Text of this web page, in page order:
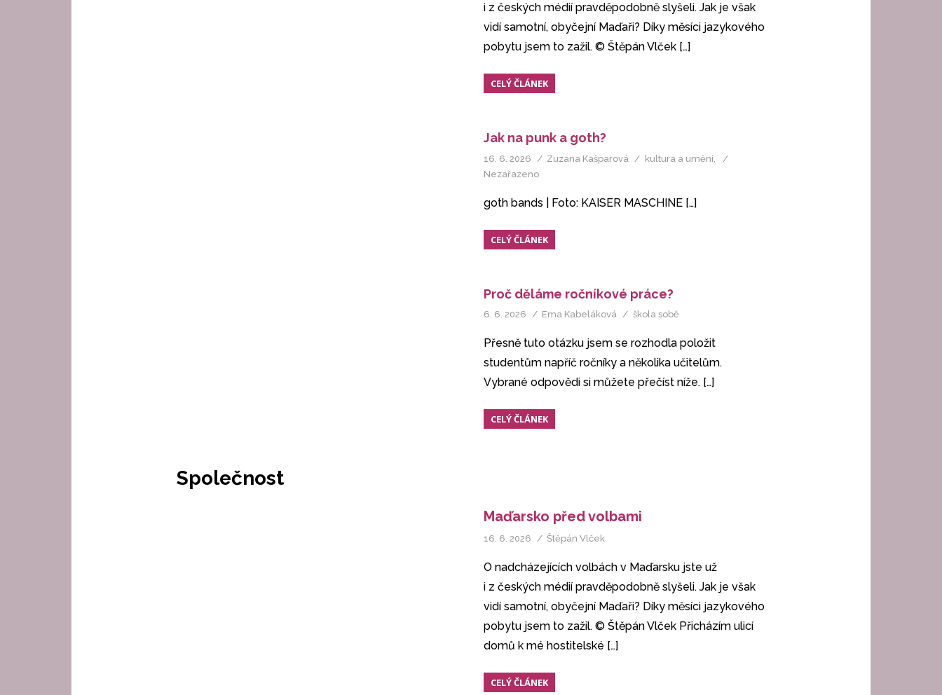
i z českých médií pravděpodobně slyšeli. Jak je však
vidí samotní, obyčejní Maďaři? Díky měsíci jazykového
pobytu jsem to zažil. © Štěpán Vlček […]
CELÝ ČLÁNEK
Jak na punk a goth?
16. 6. 2026 Zuzana Kašparová kultura a umění,
Nezařazeno
goth bands | Foto: KAISER MASCHINE […]
CELÝ ČLÁNEK
Proč děláme ročníkové práce?
6. 6. 2026 Ema Kabeláková škola sobě
Přesně tuto otázku jsem se rozhodla položit
studentům napříč ročníky a několika učitelům.
Vybrané odpovědi si můžete přečíst níže. […]
CELÝ ČLÁNEK
Společnost
Maďarsko před volbami
16. 6. 2026 Štěpán Vlček
O nadcházejících volbách v Maďarsku jste už
i z českých médií pravděpodobně slyšeli. Jak je však
vidí samotní, obyčejní Maďaři? Díky měsíci jazykového
pobytu jsem to zažil. © Štěpán Vlček Přicházím ulicí
domů k mé hostitelské […]
CELÝ ČLÁNEK